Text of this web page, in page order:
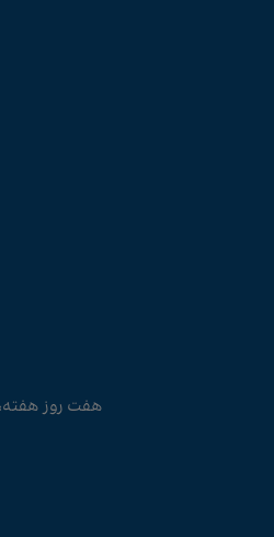
هفت روز هفته، از ساعت 10 الی 21